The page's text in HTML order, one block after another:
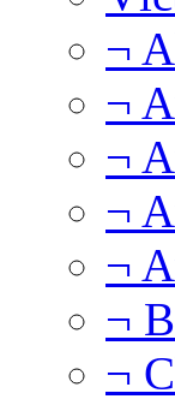
¬
¬
¬
¬
¬
¬
¬